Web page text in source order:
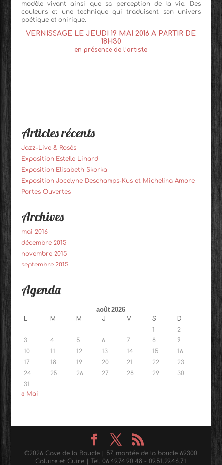
modèle vivant ainsi que sa perception de la vie. Des
couleurs et une technique qui traduisent son univers
poétique et onirique.
VERNISSAGE LE JEUDI 19 MAI 2016 A PARTIR DE
18H30
en présence de l’artiste
Articles récents
Jazz-Live & Rosés
Exposition Estelle Linard
Exposition Elisabeth Skorka
Exposition Jocelyne Deschamps-Kus et Michelina Amore
Portes Ouvertes
Archives
mai 2016
décembre 2015
novembre 2015
septembre 2015
Agenda
août 2026
L M M J V S
D
1
2
3
4 5 6 7 8
9
10
11 12 13 14 15
16
17
18 19 20 21 22
23
24
25 26 27 28 29
30
31
« Mai
©2026 Cave de la Boucle | 57, montée de la boucle 69300
Caluire et Cuire | Tel. 06.49.74.90.48 - 09.51.29.46.71